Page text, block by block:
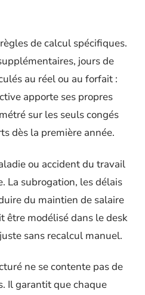
de calcul spécifiques.
jours de
au réel ou au forfait :
apporte ses propres
sur les seuls congés
dès la première année.
ou accident du travail
La subrogation, les délais
du maintien de salaire
être modélisé dans le desk
sans recalcul manuel.
ne se contente pas de
Il garantit que chaque